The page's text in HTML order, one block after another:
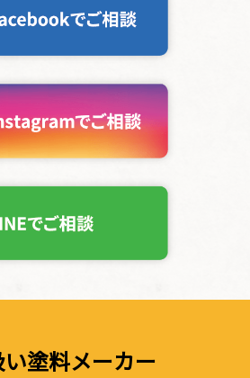
塗料メーカー